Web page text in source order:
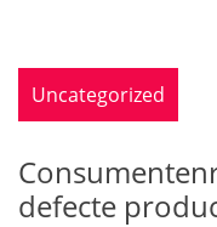
Uncategorized
defecte